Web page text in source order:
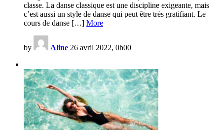
classe. La danse classique est une discipline exigeante, mais
c’est aussi un style de danse qui peut être très gratifiant. Le
cours de danse […] More
by Aline 26 avril 2022, 0h00